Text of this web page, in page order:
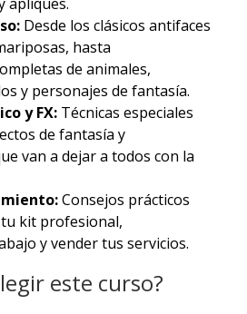
Desde los clásicos antifaces
hasta
de animales,
y personajes de fantasía.
y FX:Técnicas especiales
de fantasía y
van a dejar a todos con la
Consejos prácticos
kit profesional,
y vender tus servicios.
este curso?